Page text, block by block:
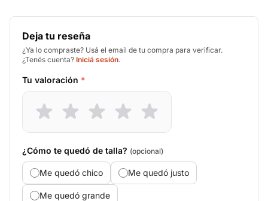
Deja tu reseña
¿Ya lo compraste? Usá el email de tu compra para verificar.
¿Tenés cuenta? Iniciá sesión.
Tu valoración *
¿Cómo te quedó de talla? (opcional)
Me quedó chico Me quedó justo
Me quedó grande